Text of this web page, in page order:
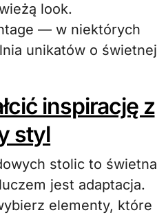
look.
— w niektórych
unikatów o świetnej
inspirację z
styl
stolic to świetna
jest adaptacja.
elementy, które